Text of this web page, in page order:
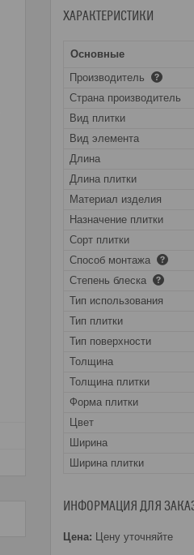
ХАРАКТЕРИСТИКИ
Основные
Производитель
Страна производитель
Вид плитки
Вид элемента
Длина
Длина плитки
Материал изделия
Назначение плитки
Сорт плитки
Способ монтажа
Степень блеска
Тип использования
Тип плитки
Тип поверхности
Толщина
Толщина плитки
Форма плитки
Цвет
Ширина
Ширина плитки
ИНФОРМАЦИЯ ДЛЯ
Цена: Цену уточняйте